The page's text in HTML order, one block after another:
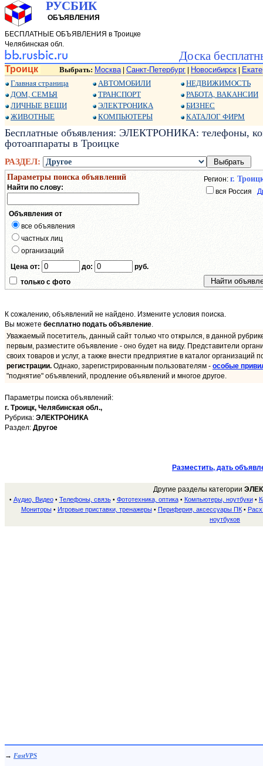
РУСБИК
ОБЪЯВЛЕНИЯ
БЕСПЛАТНЫЕ ОБЪЯВЛЕНИЯ в Троицке
Челябинская обл.
Доска
Троицк Выбрать: Москва| Санкт-Петербург Новосибирск
Главная страница
ДОМ, СЕМЬЯ
ЛИЧНЫЕ ВЕЩИ
ЖИВОТНЫЕ
АВТОМОБИЛИ
ТРАНСПОРТ
ЭЛЕКТРОНИКА
КОМПЬЮТЕРЫ
НЕДВИЖИМОСТЬ
РАБОТА, ВАКАНСИИ
БИЗНЕС
КАТАЛОГ ФИРМ
Бесплатные объявления: ЭЛЕКТРОНИКА: телефоны,
фотоаппараты в Троицке
РАЗДЕЛ:
Параметры поиска объявлений
Найти по слову:
Регион: г.
вся Россия
Объявления от
все объявления
частных лиц
организаций
Цена от:
до:
руб.
только с фото
К сожалению, объявлений не найдено. Измените условия поиска.
Вы можете бесплатно подать объявление.
Уважаемый посетитель, данный сайт только что открылся, в данной
первым, разместите объявление - оно будет на виду. Представители
своих товаров и услуг, а также внести предприятие в каталог организаций
регистрации. Однако, зарегистрированным пользователям - особые
"поднятие" объявлений, продление объявлений и многое другое.
Параметры поиска объявлений:
г. Троицк, Челябинская обл.,
Рубрика: ЭЛЕКТРОНИКА
Раздел: Другое
Разместить, дать
Другие разделы категории
• Аудио, Видео• Телефоны, связь• Фототехника, оптика• Компьютеры, ноутбуки•
Мониторы• Игровые приставки, тренажеры• Периферия, аксессуары ПК•
ноутбуков
→ FastVPS